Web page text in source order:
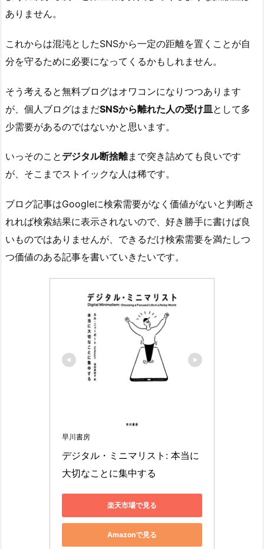
ありません。
これからは混沌としたSNSから一定の距離を置くことが自
分を守るために必要になってくるかもしれません。
そう考えると無料ブログはオワコンになりつつあります
が、個人ブログはまだSNSから離れた人の受け皿 として多
少需要があるのではないかと思います。
いっそのこと デジタル断捨離まで突き詰めても良いです
が、そこまでストイックな人は稀です。
ブログ記事はGoogleに検索需要がなく価値がないと判断さ
れれば検索結果に表示されないので、好き勝手に書けば良
いものではありませんが、できるだけ検索需要を満たしつ
つ価値のある記事を書いていきたいです。
早川書房
デジタル・ミニマリスト: 本当に
大切なことに集中する
楽天市場で見る
Amazonで見る